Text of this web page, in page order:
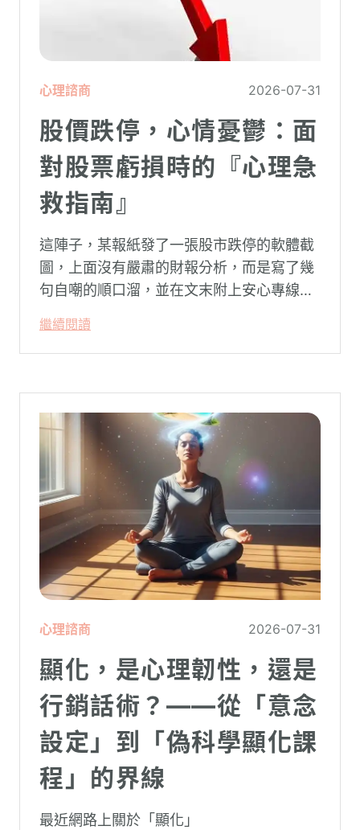
心理諮商 2026-07-31
股價跌停，心情憂鬱：面
對股票虧損時的『心理急
救指南』
這陣子，某報紙發了一張股市跌停的軟體截
圖，上面沒有嚴肅的財報分析，而是寫了幾
句自嘲的順口溜，並在文末附上安心專線與
被廣泛轉載。對許多投資人而言，螢幕上下
跌的數字背後，實質連結的是個人的財務壓
繼續閱讀
心理諮商 2026-07-31
顯化，是心理韌性，還是
行銷話術？——從「意念
設定」到「偽科學顯化課
程」的界線
最近網路上關於「顯化」